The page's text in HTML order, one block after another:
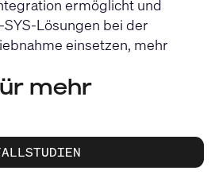
ermöglicht und
Lösungen bei der
einsetzen, mehr
mehr